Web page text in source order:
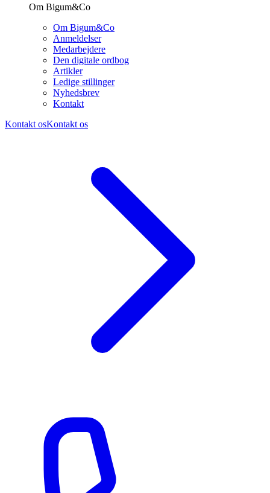
Om Bigum&Co
Om Bigum&Co
Anmeldelser
Medarbejdere
Den digitale ordbog
Artikler
Ledige stillinger
Nyhedsbrev
Kontakt
Kontakt osKontakt os